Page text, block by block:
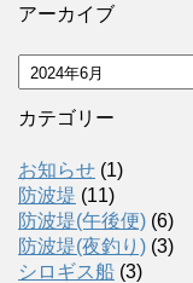
アーカイブ
ア
ー
カ
ブ
カテゴリー
お知らせ (1)
防波堤 (11)
防波堤(午後便) (6)
防波堤(夜釣り) (3)
シロギス船 (3)